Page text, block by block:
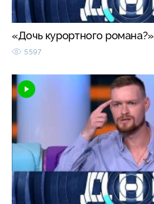
«Дочь курортного романа?»
5597